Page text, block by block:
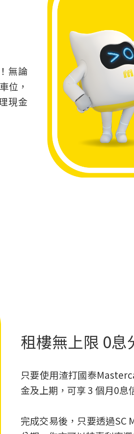
無論
位，
現金
租樓無上限 0息
只要使用渣打國泰
金及上期，可享 3 個月0息
完成交易後，只要透過SC